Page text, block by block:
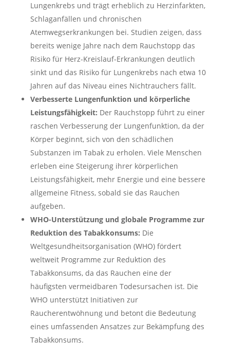
Lungenkrebs und trägt erheblich zu Herzinfarkten,
Schlaganfällen und chronischen
Atemwegserkrankungen bei. Studien zeigen, dass
bereits wenige Jahre nach dem Rauchstopp das
Risiko für Herz-Kreislauf-Erkrankungen deutlich
sinkt und das Risiko für Lungenkrebs nach etwa 10
Jahren auf das Niveau eines Nichtrauchers fällt.
Verbesserte Lungenfunktion und körperliche
Leistungsfähigkeit: Der Rauchstopp führt zu einer
raschen Verbesserung der Lungenfunktion, da der
Körper beginnt, sich von den schädlichen
Substanzen im Tabak zu erholen. Viele Menschen
erleben eine Steigerung ihrer körperlichen
Leistungsfähigkeit, mehr Energie und eine bessere
allgemeine Fitness, sobald sie das Rauchen
aufgeben.
WHO-Unterstützung und globale Programme zur
Reduktion des Tabakkonsums: Die
Weltgesundheitsorganisation (WHO) fördert
weltweit Programme zur Reduktion des
Tabakkonsums, da das Rauchen eine der
häufigsten vermeidbaren Todesursachen ist. Die
WHO unterstützt Initiativen zur
Raucherentwöhnung und betont die Bedeutung
eines umfassenden Ansatzes zur Bekämpfung des
Tabakkonsums.